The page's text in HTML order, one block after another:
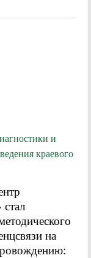
и
краевого
стал
на